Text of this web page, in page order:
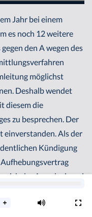
Jahr bei einem
es noch 12 weitere
den A wegen des
möglichst
Deshalb wendet
diesem die
zu besprechen. Der
einverstanden. Als der
Kündigung
Aufhebungsvertrag
sich der A noch einmal
doch nur um einen